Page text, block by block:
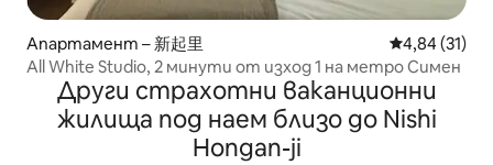
Апартамент – 新起里 Средна
4,84 (31)
All White Studio, 2 минути от изход 1 на метро Симен
Други страхотни ваканционни
жилища под наем близо до Nishi
Hongan-ji